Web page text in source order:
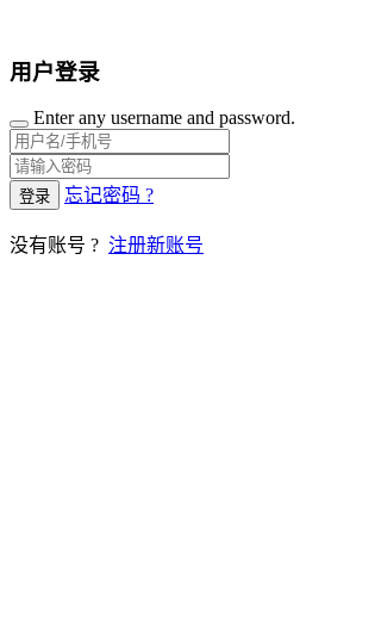
用户登录
Enter any username and password.
登录 忘记密码 ?
没有账号 ? 注册新账号